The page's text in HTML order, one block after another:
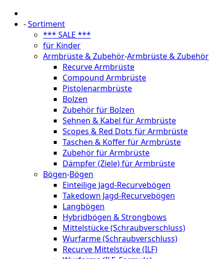
-Sortiment
*** SALE ***
für Kinder
Armbrüste & Zubehör-Armbrüste & Zubehör
Recurve Armbrüste
Compound Armbrüste
Pistolenarmbrüste
Bolzen
Zubehör für Bolzen
Sehnen & Kabel für Armbrüste
Scopes & Red Dots für Armbrüste
Taschen & Koffer für Armbrüste
Zubehör für Armbrüste
Dämpfer (Ziele) für Armbrüste
Bögen-Bögen
Einteilige Jagd-Recurvebögen
Takedown Jagd-Recurvebögen
Langbögen
Hybridbögen & Strongbows
Mittelstücke (Schraubverschluss)
Wurfarme (Schraubverschluss)
Recurve Mittelstücke (ILF)